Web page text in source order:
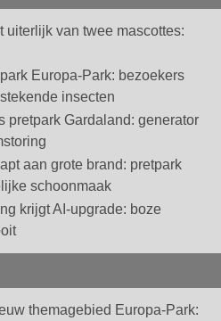
uiterlijk van twee mascottes:
Europa-Park: bezoekers
insecten
pretpark Gardaland: generator
aan grote brand: pretpark
schoonmaak
krijgt AI-upgrade: boze
themagebied Europa-Park: